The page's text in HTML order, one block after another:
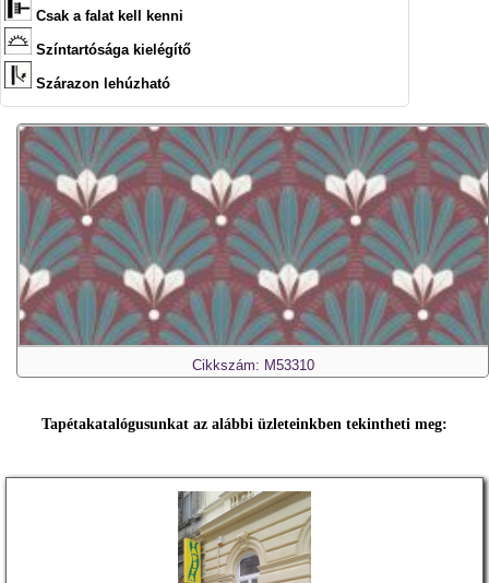
Csak a falat kell kenni
Színtartósága kielégítő
Szárazon lehúzható
Cikkszám: M53310
Tapétakatalógusunkat az alábbi üzleteinkben tekintheti meg: